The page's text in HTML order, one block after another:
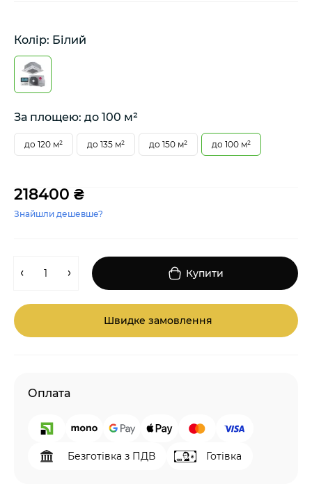
Колір: Білий
За площею: до 100 м²
до 120 м² до 135 м² до 150 м² до 100 м²
218400 ₴
Знайшли дешевше?
Купити
Швидке замовлення
Оплата
Безготівка з ПДВ Готівка